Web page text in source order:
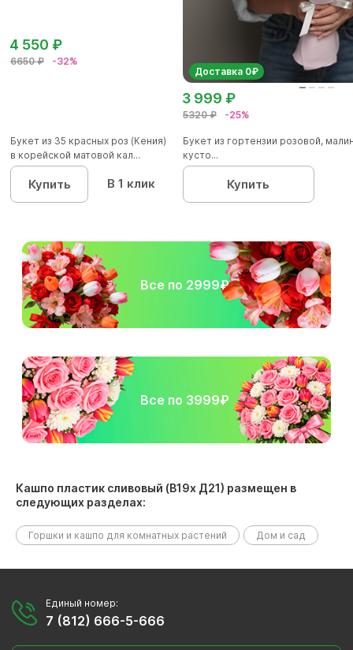
6650 ₽ -32%
4 550 ₽
Букет из 35 красных роз (Кения)
в корейской матовой кал...
Купить В 1 клик
Доставка 0₽
5320 ₽ -25%
3 999 ₽
Букет из гортензии розовой,
кусто...
Купить
Все по 2999₽
Все по 3999₽
Кашпо пластик сливовый (В19х Д21) размещен в
следующих разделах:
Горшки и кашпо для комнатных растений Дом и сад
Единый номер:
7 (812) 666-5-666